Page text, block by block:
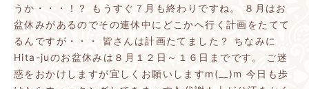
うか・・・！？
もうすぐ７月も終わりですね。
８月はお
盆休みがあるのでその連休中にどこかへ行く計画をたてて
るんですが・・・
皆さんは計画たてました？
ちなみに
Hita-juのお盆休みは８月１２日～１６日までです。
ご迷
惑をおかけしますが宜しくお願いしますm(__)m 今日も歩